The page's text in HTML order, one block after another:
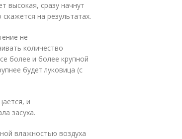
высокая, сразу начнут
на результатах.
не
количество
более и более крупной
будет луковица (с
и
засуха.
влажностью воздуха